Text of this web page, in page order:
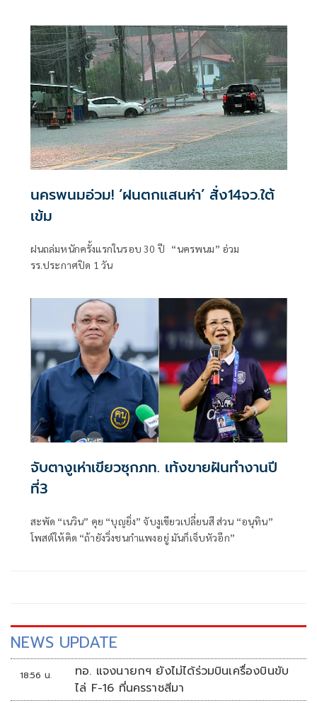
นครพนมอ่วม! ‘ฝนตกแสนห่า’ สั่ง14จว.ใต้
เข้ม
ฝนถล่มหนักครั้งแรกในรอบ 30 ปี “นครพนม” อ่วม
รร.ประกาศปิด 1 วัน
จับตางูเห่าเขียวซุกภท. เท้งขายฝันทำงานปี
ที่3
สะพัด “เนวิน” คุย “บุญยิ่ง” จับงูเขียวเปลี่ยนสี ส่วน “อนุทิน”
โพสต์ให้คิด “ถ้ายังวิ่งชนกำแพงอยู่ มันก็เจ็บหัวอีก”
NEWS UPDATE
18:56 น.
ทอ. แจงนายกฯ ยังไม่ได้ร่วมบินเครื่องบินขับ
ไล่ F-16 ที่นครราชสีมา